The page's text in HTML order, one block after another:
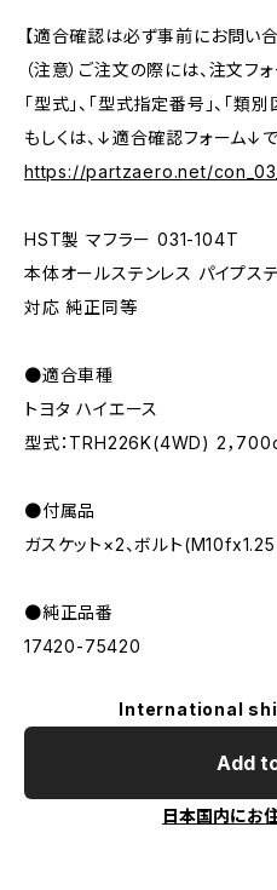
【適合確認は必ず事前にお問い合
（注意）ご注文の際には、注文フ
「型式」、「型式指定番号」、「類
もしくは、↓適合確認フォーム↓
https://partzaero.net/
HST製 マフラー 031-104T
本体オールステンレス パイプス
対応 純正同等
●適合車種
トヨタ ハイエース
型式：TRH226K(4WD) 2，
●付属品
ガスケット×2、ボルト
●純正品番
17420-75420
International
Add
日本国内にお